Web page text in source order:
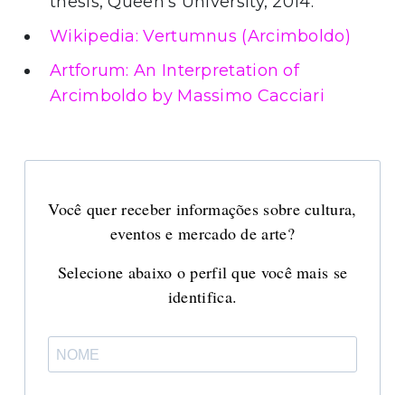
Wikipedia: Vertumnus (Arcimboldo)
Artforum: An Interpretation of
Arcimboldo by Massimo Cacciari
Você quer receber informações sobre cultura,
eventos e mercado de arte?
Selecione abaixo o perfil que você mais se
identifica.